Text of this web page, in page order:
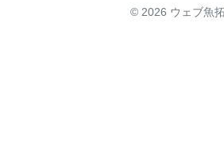
© 2026 ウェブ魚拓